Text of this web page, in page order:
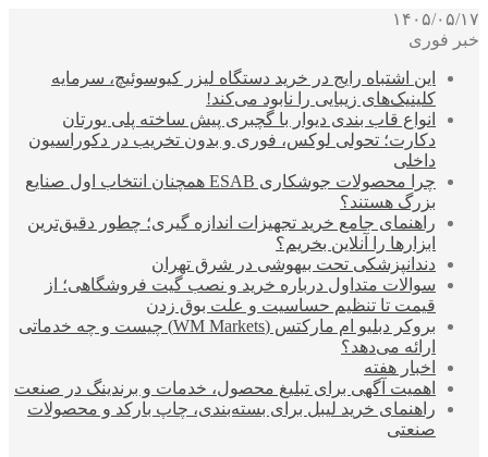
۱۴۰۵/۰۵/۱۷
خبر فوری
این اشتباه رایج در خرید دستگاه لیزر کیوسوئیچ، سرمایه
کلینیک‌های زیبایی را نابود می‌کند!
انواع قاب بندی دیوار با گچبری پیش ساخته پلی یورتان
دکارت؛ تحولی لوکس، فوری و بدون تخریب در دکوراسیون
داخلی
چرا محصولات جوشکاری ESAB همچنان انتخاب اول صنایع
بزرگ هستند؟
راهنمای جامع خرید تجهیزات اندازه گیری؛ چطور دقیق‌ترین
ابزارها را آنلاین بخریم؟
دندانپزشکی تحت بیهوشی در شرق تهران
سوالات متداول درباره خرید و نصب گیت فروشگاهی؛ از
قیمت تا تنظیم حساسیت و علت بوق زدن
بروکر دبلیو ام مارکتس (WM Markets) چیست و چه خدماتی
ارائه می‌دهد؟
اخبار هفته
اهمیت آگهی برای تبلیغ محصول، خدمات و برندینگ در صنعت
راهنمای خرید لیبل برای بسته‌بندی، چاپ بارکد و محصولات
صنعتی